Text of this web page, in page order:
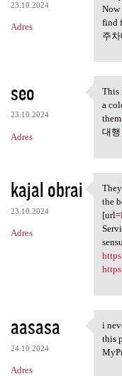
23.10.2024
Adres
Now
find
주
seo
23.10.2024
Adres
This
This
a
대행
kajal obrai
23.10.2024
Adres
the
[url=
aasasa
24.10.2024
Adres
i
i
this